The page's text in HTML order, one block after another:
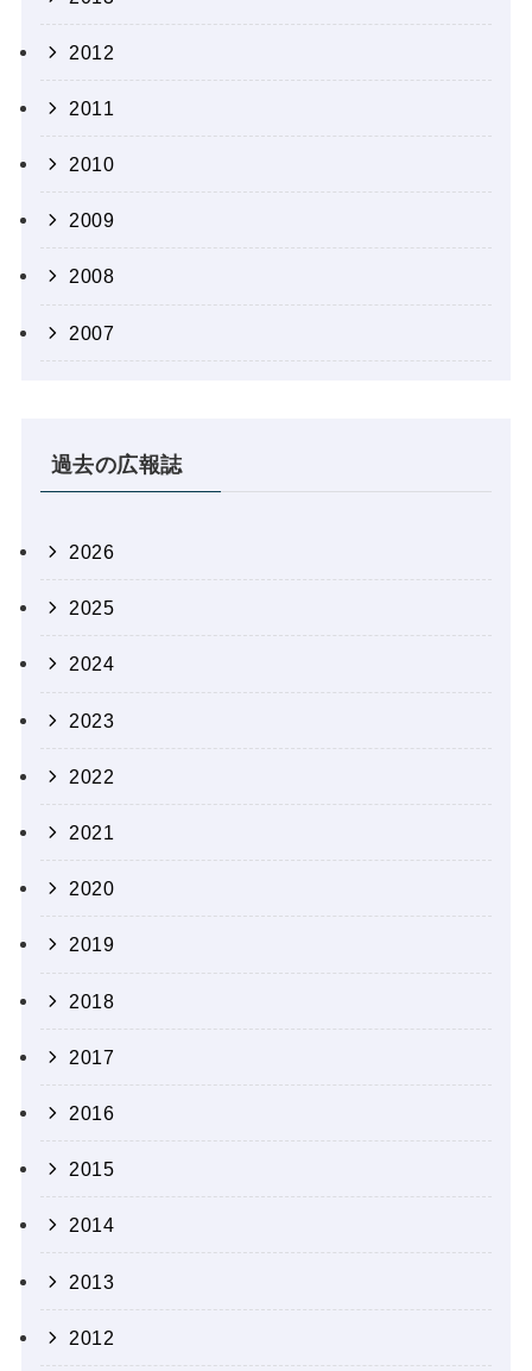
2012
2011
2010
2009
2008
2007
過去の広報誌
2026
2025
2024
2023
2022
2021
2020
2019
2018
2017
2016
2015
2014
2013
2012